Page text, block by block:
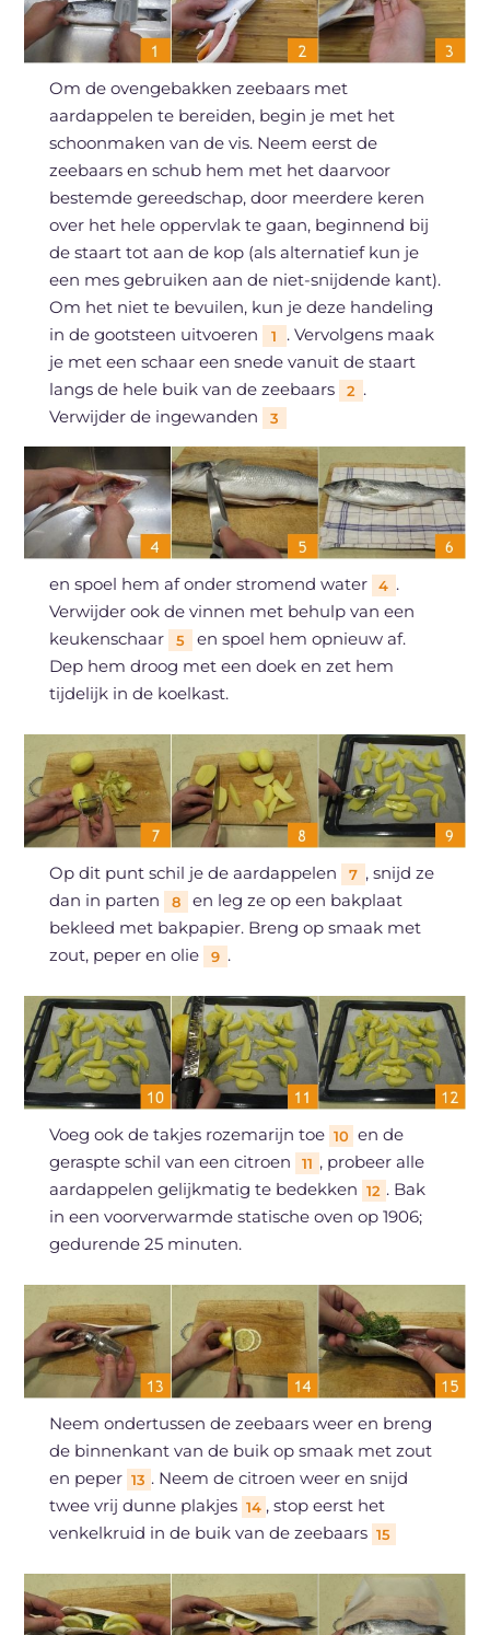
Om de ovengebakken zeebaars met
aardappelen te bereiden, begin je met het
schoonmaken van de vis. Neem eerst de
zeebaars en schub hem met het daarvoor
bestemde gereedschap, door meerdere keren
over het hele oppervlak te gaan, beginnend bij
de staart tot aan de kop (als alternatief kun je
een mes gebruiken aan de niet-snijdende kant).
Om het niet te bevuilen, kun je deze handeling
in de gootsteen uitvoeren
1
. Vervolgens maak
je met een schaar een snede vanuit de staart
langs de hele buik van de zeebaars
2 .
Verwijder de ingewanden
3
en spoel hem af onder stromend water 4 .
Verwijder ook de vinnen met behulp van een
keukenschaar
5
en spoel hem opnieuw af.
Dep hem droog met een doek en zet hem
tijdelijk in de koelkast.
Op dit punt schil je de aardappelen 7 , snijd ze
dan in parten
8
en leg ze op een bakplaat
bekleed met bakpapier. Breng op smaak met
zout, peper en olie
9 .
Voeg ook de takjes rozemarijn toe 10 en de
geraspte schil van een citroen
11 , probeer alle
aardappelen gelijkmatig te bedekken 12 . Bak
in een voorverwarmde statische oven op 1906;
gedurende 25 minuten.
Neem ondertussen de zeebaars weer en breng
de binnenkant van de buik op smaak met zout
en peper 13 . Neem de citroen weer en snijd
twee vrij dunne plakjes 14 , stop eerst het
venkelkruid in de buik van de zeebaars 15